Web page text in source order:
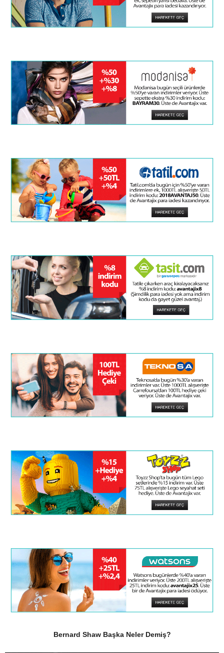
Bernard Shaw Başka Neler Demiş?